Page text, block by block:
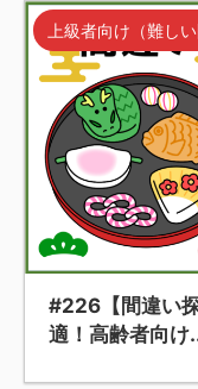
上級者向け（難しい
#226【間違い
適！高齢者向け